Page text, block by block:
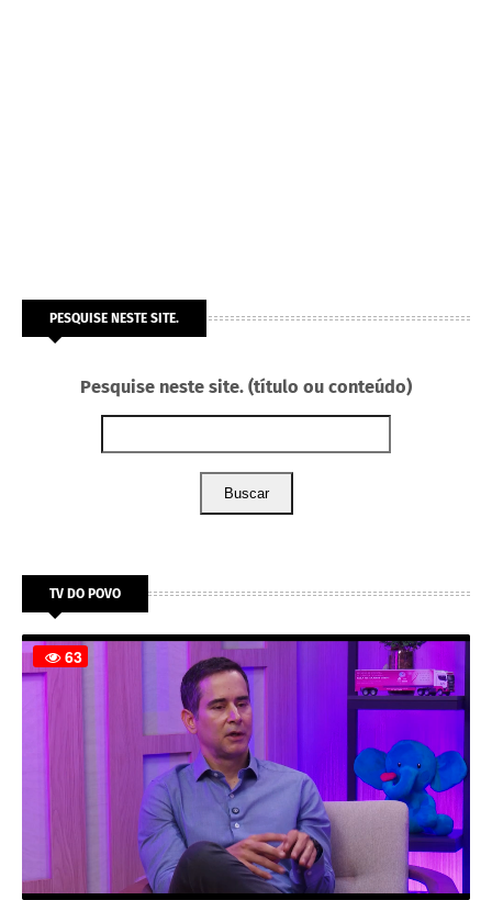
PESQUISE NESTE SITE.
Pesquise neste site. (título ou conteúdo)
Buscar
TV DO POVO